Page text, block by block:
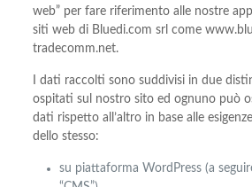
web” per fare riferimento alle nostre
siti web di Bluedi.com srl come
tradecomm.net.
I dati raccolti sono suddivisi in due
ospitati sul nostro sito ed ognuno può
dati rispetto all’altro in base alle
dello stesso:
su piattaforma WordPress (a